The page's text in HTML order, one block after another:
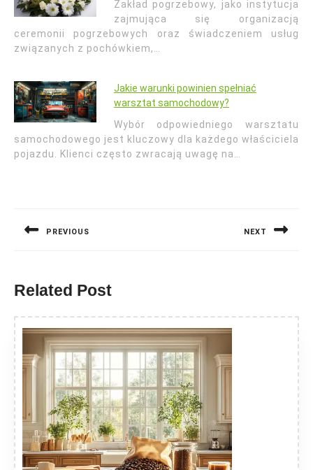
Zakład pogrzebowy, jako instytucja
zajmująca się organizacją
ceremonii pogrzebowych oraz świadczeniem usług
związanych z pochówkiem,…
Jakie warunki powinien spełniać
warsztat samochodowy?
Wybór odpowiedniego warsztatu
samochodowego jest kluczowy dla każdego właściciela
pojazdu. Klienci często zwracają uwagę na…
PREVIOUS NEXT
Related Post